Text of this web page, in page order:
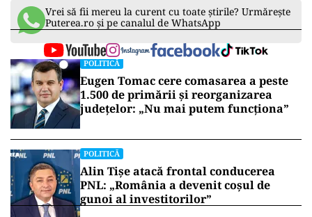
Vrei să fii mereu la curent cu toate știrile? Urmărește
Puterea.ro și pe canalul de WhatsApp
POLITICĂ
Eugen Tomac cere comasarea a peste
1.500 de primării și reorganizarea
județelor: „Nu mai putem funcționa”
POLITICĂ
Alin Tișe atacă frontal conducerea
PNL: „România a devenit coșul de
gunoi al investitorilor”